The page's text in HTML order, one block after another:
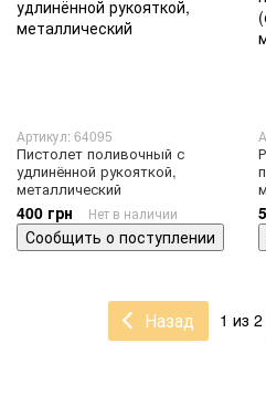
Артикул: 64095
Пистолет поливочный с
удлинённой рукояткой,
металлический
400 грн Нет в наличии
Сообщить о поступлении
Назад 1 из 2